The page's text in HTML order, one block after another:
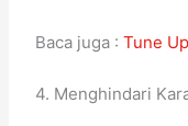
Baca juga :Tune
4. Menghindari